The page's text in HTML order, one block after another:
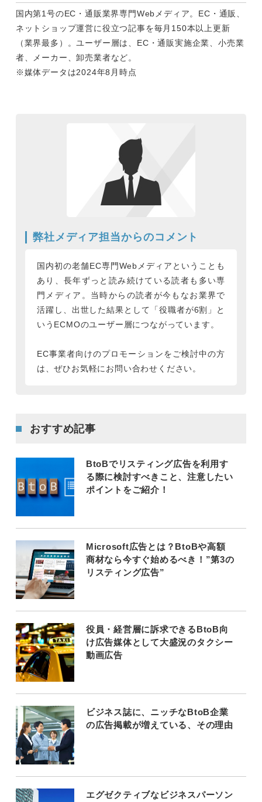
国内第1号のEC・通販業界専門Webメディア。EC・通販、
ネットショップ運営に役立つ記事を毎月150本以上更新
（業界最多）。ユーザー層は、EC・通販実施企業、小売業
者、メーカー、卸売業者など。
※媒体データは2024年8月時点
弊社メディア担当からのコメント
国内初の老舗EC専門Webメディアということも
あり、長年ずっと読み続けている読者も多い専
門メディア。当時からの読者が今もなお業界で
活躍し、出世した結果として「役職者が6割」と
いうECMOのユーザー層につながっています。
EC事業者向けのプロモーションをご検討中の方
は、ぜひお気軽にお問い合わせください。
おすすめ記事
BtoBでリスティング広告を利用す
る際に検討すべきこと、注意したい
ポイントをご紹介！
Microsoft広告とは？BtoBや高額
商材なら今すぐ始めるべき！”第3の
リスティング広告”
役員・経営層に訴求できるBtoB向
け広告媒体として大盛況のタクシー
動画広告
ビジネス誌に、ニッチなBtoB企業
の広告掲載が増えている、その理由
エグゼクティブなビジネスパーソン